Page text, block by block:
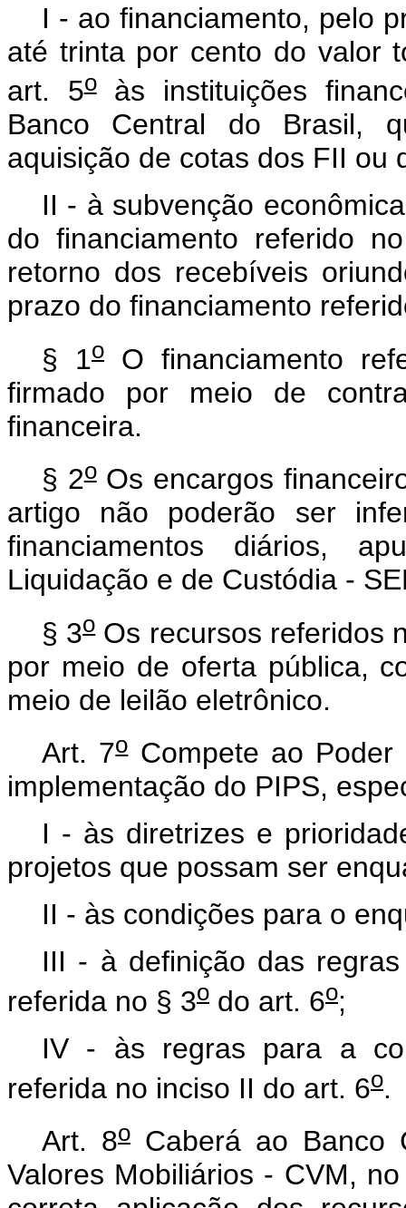
I - ao financiamento, pelo
até trinta por cento do valor
art. 5oàs instituições
Banco Central do Brasil,
aquisição de cotas dos FII ou
II - à subvenção
do financiamento referido
retorno dos recebíveis
prazo do financiamento
§ 1o O financiamento
firmado por meio de
financeira.
§ 2oOs encargos
artigo não poderão ser
financiamentos diários,
Liquidação e de Custódia -
§ 3oOs recursos referidos
por meio de oferta pública,
meio de leilão eletrônico.
Art. 7oCompete ao Poder
implementação do PIPS,
I - às diretrizes e
projetos que possam ser
II - às condições para o
III - à definição das
referida no § 3o do art. 6o;
IV - às regras para a
referida no inciso II do art. 6o.
Art. 8o Caberá ao Banco
Valores Mobiliários - CVM,